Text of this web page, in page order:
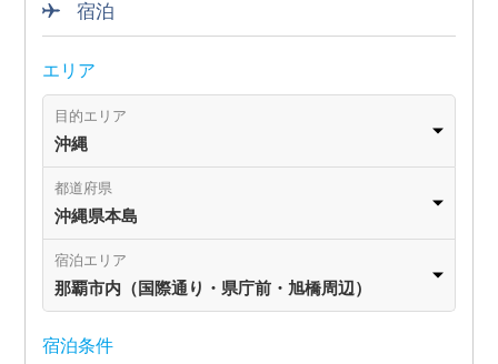
宿泊
エリア
目的エリア
沖縄
都道府県
沖縄県本島
宿泊エリア
那覇市内（国際通り・県庁前・旭橋周辺）
宿泊条件